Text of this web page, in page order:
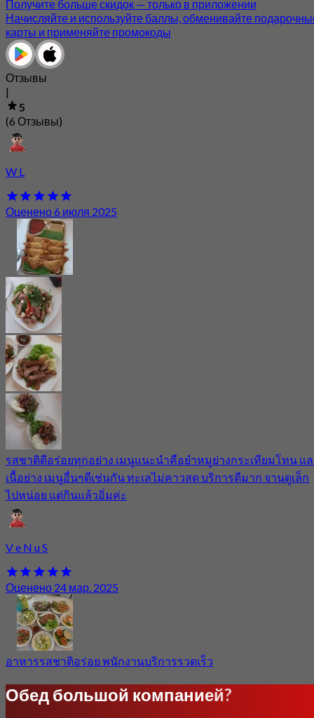
Получите больше скидок — только в приложении
Начисляйте и используйте баллы, обменивайте
карты и применяйте промокоды
Отзывы
|
5
(6 Отзывы)
W L
Оценено 6 июля 2025
รสชาติดีอร่อยทุกอย่าง เมนูแนะนำคือยำหมูย่างกระเทียมโทน แ
เนื้อย่าง เมนูอื่นๆดีเช่นกัน ทะเลไม่คาวสด บริการดีมาก จานดูเล็ก
ไปหน่อย แต่กินแล้วอิ่มค่ะ
V e N u S
Оценено 24 мар. 2025
อาหารรสชาติอร่อย พนักงานบริการรวดเร็ว
Обед большой компанией?